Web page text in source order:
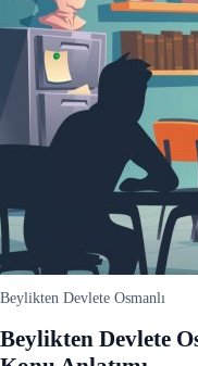
Beylikten Devlete Osmanlı
Beylikten Devlete